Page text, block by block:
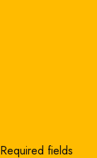
Required fields